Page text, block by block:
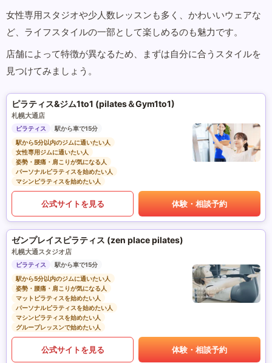
女性専用スタジオや少人数レッスンも多く、かわいいウェアな
ど、ライフスタイルの一部として楽しめるのも魅力です。
店舗によって特徴が異なるため、まずは自分に合うスタイルを
見つけてみましょう。
ピラティス&ジム1to1 (pilates＆Gym1to1)
札幌大通店
ピラティス
駅から車で15分
駅から5分以内のジムに通いたい人
女性専用ジムに通いたい人
姿勢・腰痛・肩こりが気になる人
パーソナルピラティスを始めたい人
マシンピラティスを始めたい人
公式サイトを見る 体験・相談予約
ゼンプレイスピラティス (zen place pilates)
札幌大通スタジオ店
ピラティス
駅から車で15分
駅から5分以内のジムに通いたい人
姿勢・腰痛・肩こりが気になる人
マットピラティスを始めたい人
パーソナルピラティスを始めたい人
マシンピラティスを始めたい人
グループレッスンで始めたい人
公式サイトを見る 体験・相談予約